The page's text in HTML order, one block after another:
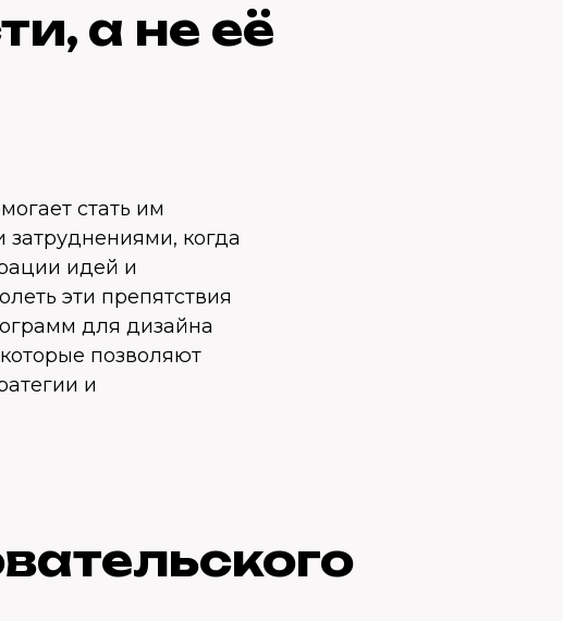
а не её
стать им
затруднениями, когда
идей и
эти препятствия
для дизайна
позволяют
и